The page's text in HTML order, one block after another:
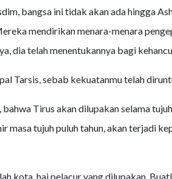
bangsa ini tidak akan ada hingga
mendirikan menara-menara
dia telah menentukannya bagi
Tarsis, sebab kekuatanmu telah
Tirus akan dilupakan selama
masa tujuh puluh tahun, akan terjadi
kota, hai pelacur yang dilupakan.